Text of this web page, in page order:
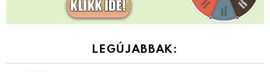
LEGÚJABBAK: